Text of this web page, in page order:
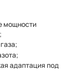
мощности
адаптация под